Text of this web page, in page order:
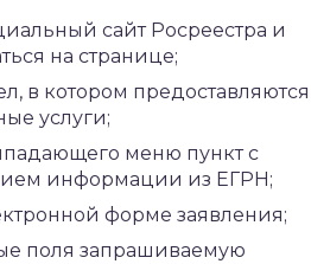
сайт Росреестра и
на странице;
в котором предоставляются
услуги;
меню пункт с
информации из ЕГРН;
форме заявления;
поля запрашиваемую